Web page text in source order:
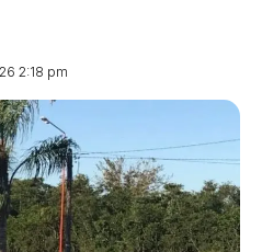
2:18 pm